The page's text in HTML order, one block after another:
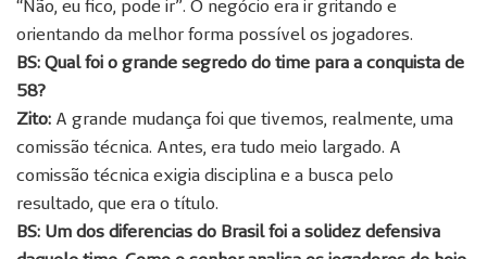
“Não, eu fico, pode ir”. O negócio era ir gritando e
orientando da melhor forma possível os jogadores.
BS: Qual foi o grande segredo do time para a conquista de
58?
Zito: A grande mudança foi que tivemos, realmente, uma
comissão técnica. Antes, era tudo meio largado. A
comissão técnica exigia disciplina e a busca pelo
resultado, que era o título.
BS: Um dos diferencias do Brasil foi a solidez defensiva